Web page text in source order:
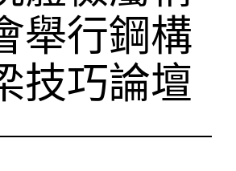
舉行鋼構
技巧論壇